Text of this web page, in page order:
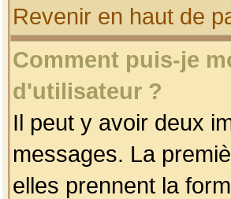
Revenir en haut de
Comment puis-je
d'utilisateur ?
Il peut y avoir deux
messages. La
elles prennent la